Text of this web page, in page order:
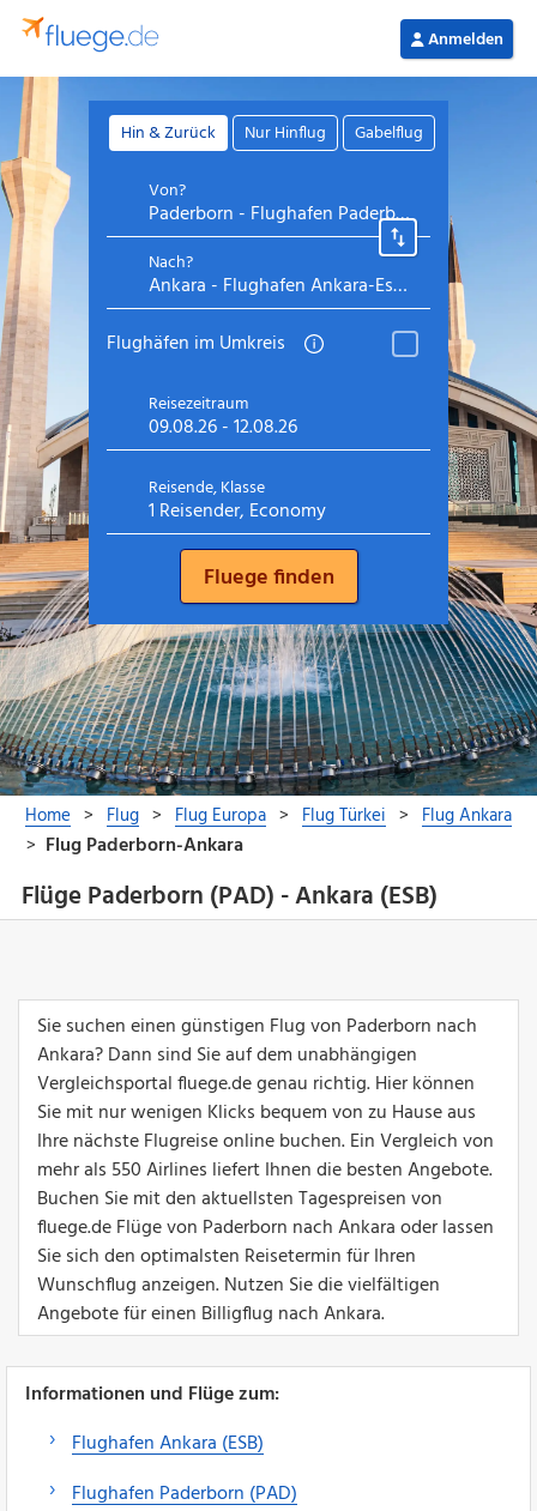
Flüge Paderborn (PAD) - Ankara (ESB)
Sie suchen einen günstigen Flug von Paderborn nach
Ankara? Dann sind Sie auf dem unabhängigen
Vergleichsportal fluege.de genau richtig. Hier können
Sie mit nur wenigen Klicks bequem von zu Hause aus
Ihre nächste Flugreise online buchen. Ein Vergleich von
mehr als 550 Airlines liefert Ihnen die besten Angebote.
Buchen Sie mit den aktuellsten Tagespreisen von
fluege.de Flüge von Paderborn nach Ankara oder lassen
Sie sich den optimalsten Reisetermin für Ihren
Wunschflug anzeigen. Nutzen Sie die vielfältigen
Angebote für einen Billigflug nach Ankara.
Informationen und Flüge zum:
Flughafen Ankara (ESB)
Flughafen Paderborn (PAD)